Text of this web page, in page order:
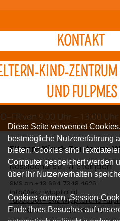
Diese Seite verwendet
bestmögliche Nutzererfahrung
bieten. Cookies sind
Computer gespeichert werden
über Ihr Nutzerverhalten
Cookies können „Session-
Ende Ihres Besuches auf
KONTAKT
KIND-
UND FULPMES
von 9.00 Uhr – 13.00 Uhr
Eltern-Kind-Zentrum
Nösslacherstr. 7i, Steinach
SMS an +43 664 7348 4626
info@ekiz-wipptal.at
facebook - EKiZ Wipptal und
Instagram: ekiz_wipptal_fulpmes